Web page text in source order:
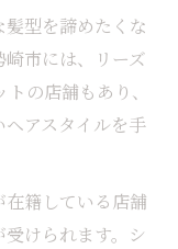
髪型を諦めたくな
市には、リーズ
の店舗もあり、
アスタイルを手
籍している店舗
けられます。シ